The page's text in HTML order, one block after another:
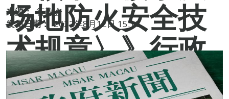
场地防火安全技
术规章〉》行政
法规草案
来源： 行政会
发布日期：
2022年8月12日 15:10